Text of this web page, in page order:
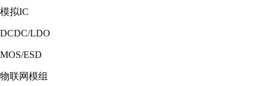
模拟IC
DCDC/LDO
MOS/ESD
物联网模组